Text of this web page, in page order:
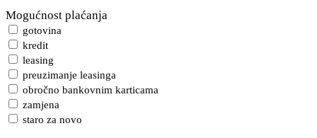
Mogućnost plaćanja
gotovina
kredit
leasing
preuzimanje leasinga
obročno bankovnim karticama
zamjena
staro za novo